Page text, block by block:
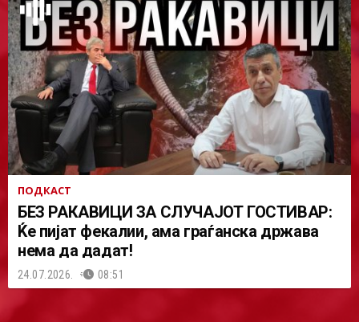
ПОДКАСТ
БЕЗ РАКАВИЦИ ЗА СЛУЧАЈОТ ГОСТИВАР:
Ќе пијат фекалии, ама граѓанска држава
нема да дадат!
24.07.2026. 08:51